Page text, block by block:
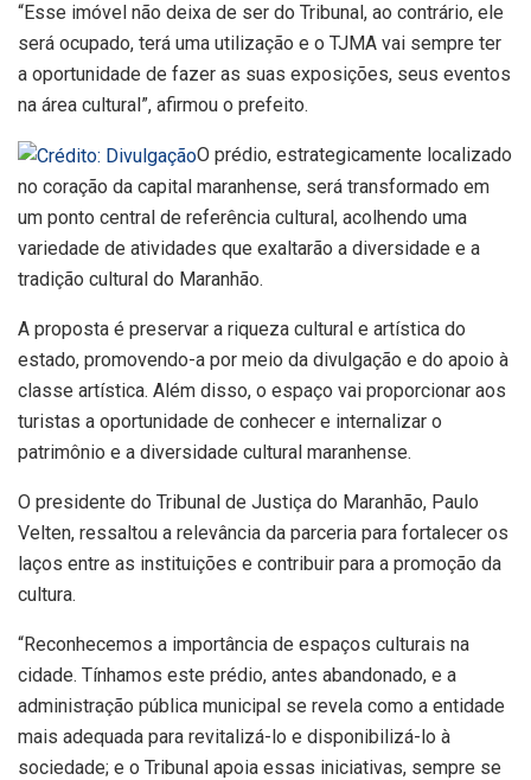
“Esse imóvel não deixa de ser do Tribunal, ao contrário, ele
será ocupado, terá uma utilização e o TJMA vai sempre ter
a oportunidade de fazer as suas exposições, seus eventos
na área cultural”, afirmou o prefeito.
O prédio, estrategicamente localizado
no coração da capital maranhense, será transformado em
um ponto central de referência cultural, acolhendo uma
variedade de atividades que exaltarão a diversidade e a
tradição cultural do Maranhão.
A proposta é preservar a riqueza cultural e artística do
estado, promovendo-a por meio da divulgação e do apoio à
classe artística. Além disso, o espaço vai proporcionar aos
turistas a oportunidade de conhecer e internalizar o
patrimônio e a diversidade cultural maranhense.
O presidente do Tribunal de Justiça do Maranhão, Paulo
Velten, ressaltou a relevância da parceria para fortalecer os
laços entre as instituições e contribuir para a promoção da
cultura.
“Reconhecemos a importância de espaços culturais na
cidade. Tínhamos este prédio, antes abandonado, e a
administração pública municipal se revela como a entidade
mais adequada para revitalizá-lo e disponibilizá-lo à
sociedade; e o Tribunal apoia essas iniciativas, sempre se